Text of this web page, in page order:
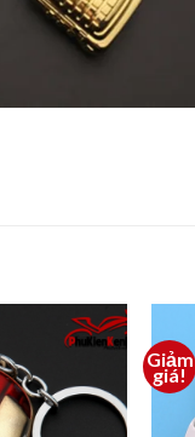
vào
yêu
Giảm
giá!